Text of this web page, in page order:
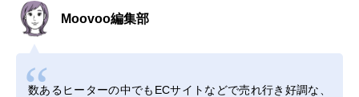
Amazonで見る
ヒーター AEH-
Moovoo編集部
数あるヒーターの中でもECサイトなどで売れ行き好調な、